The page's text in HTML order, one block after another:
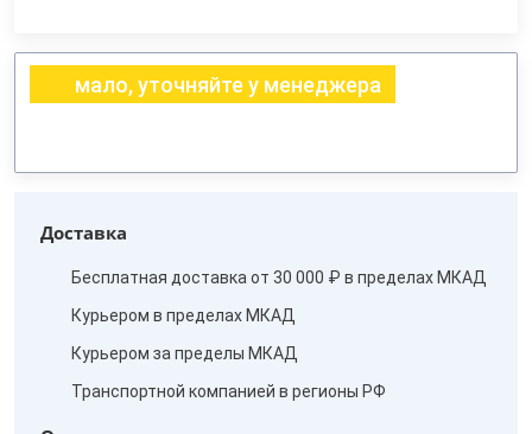
мало, уточняйте у менеджера
Доставка
Бесплатная доставка от 30 000 ₽ в пределах МКАД
Курьером в пределах МКАД
Курьером за пределы МКАД
Транспортной компанией в регионы РФ